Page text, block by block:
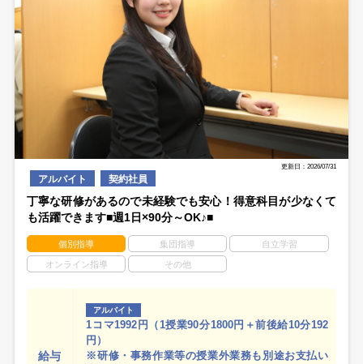
更新日：2026/07/31
アルバイト 契約社員
丁寧な研修があるので未経験でも安心！得意科目が少なくて
も活躍できます■週1日×90分～OK♪■
個別指導 集団指導 自立学習
オンライン指導 その他
給与
アルバイト
1コマ1992円（1授業90分1800円＋前後給10分192
円）
※研修・事務作業等の授業外業務も別途お支払い